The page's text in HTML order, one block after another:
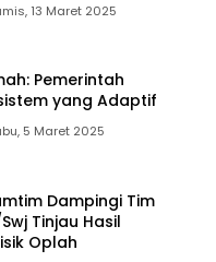
13 Maret 2025
Pemerintah
yang Adaptif
5 Maret 2025
Dampingi Tim
Tinjau Hasil
Oplah